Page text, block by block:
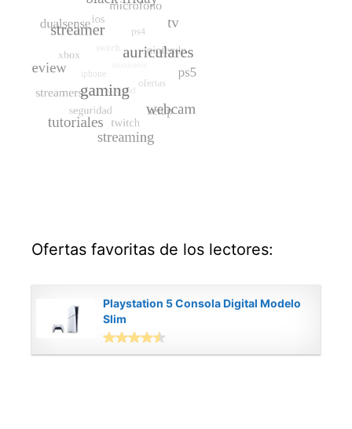
Ofertas favoritas de los lectores:
Playstation 5 Consola Digital Modelo
Slim